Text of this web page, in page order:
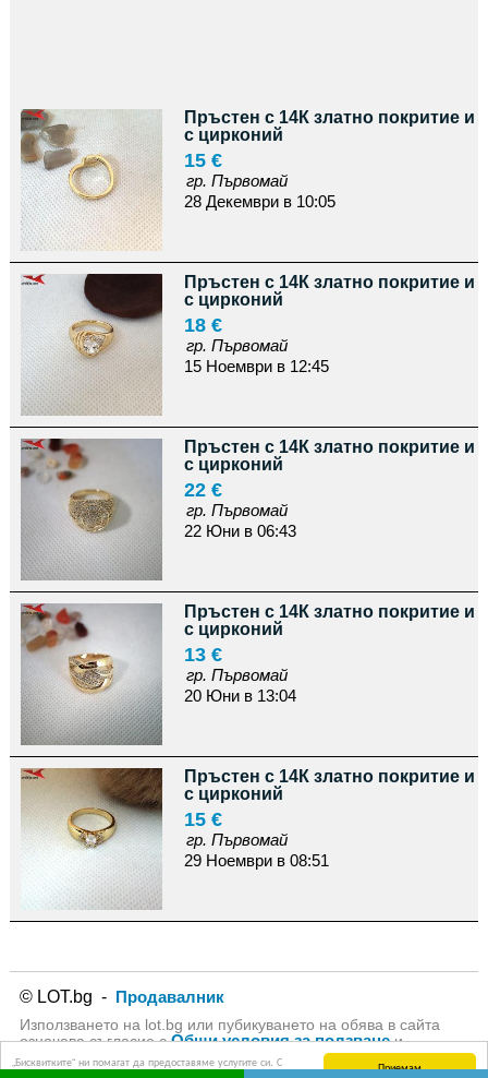
Приемам
„Бисквитките“ ни помагат да предоставяме услугите си. С
Пръстен с 14К златно покритие и
с цирконий
15 €
гр. Първомай
28 Декември в 10:05
Пръстен с 14К златно покритие и
с цирконий
18 €
гр. Първомай
15 Ноември в 12:45
Пръстен с 14К златно покритие и
с цирконий
22 €
гр. Първомай
22 Юни в 06:43
Пръстен с 14К златно покритие и
с цирконий
13 €
гр. Първомай
20 Юни в 13:04
Пръстен с 14К златно покритие и
с цирконий
15 €
гр. Първомай
29 Ноември в 08:51
© LOT.bg - Продавалник
Използването на lot.bg или пубикуването на обява в сайта
означава съгласие сОбщи условия за ползванеи
Политика за личните даннина lot.bg